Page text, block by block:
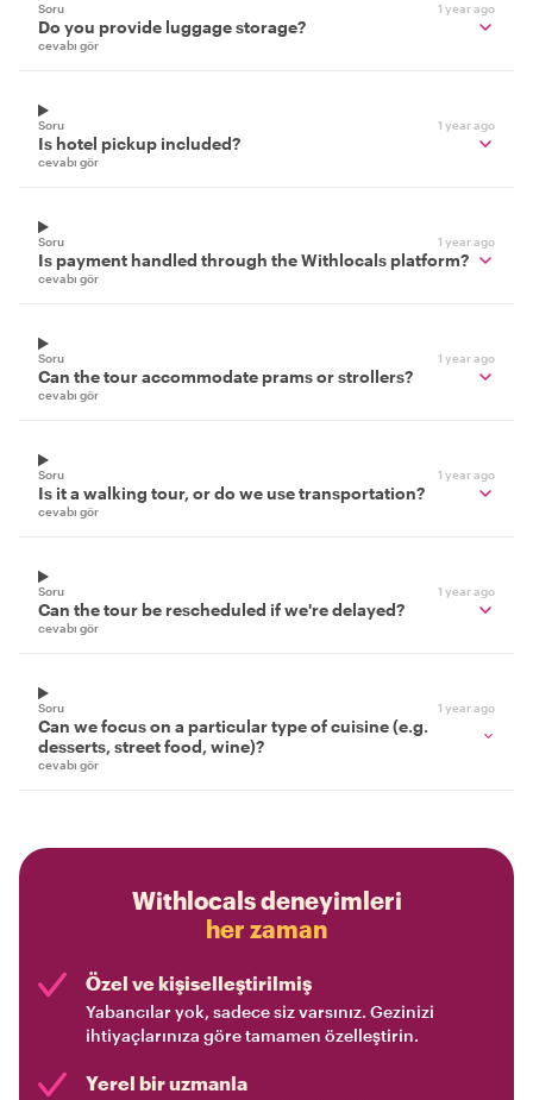
Soru 1 year ago
Do you provide luggage storage?
cevabı gör
Soru 1 year ago
Is hotel pickup included?
cevabı gör
Soru 1 year ago
Is payment handled through the Withlocals platform?
cevabı gör
Soru 1 year ago
Can the tour accommodate prams or strollers?
cevabı gör
Soru 1 year ago
Is it a walking tour, or do we use transportation?
cevabı gör
Soru 1 year ago
Can the tour be rescheduled if we're delayed?
cevabı gör
Soru 1 year ago
Can we focus on a particular type of cuisine (e.g.
desserts, street food, wine)?
cevabı gör
Withlocals deneyimleri
her zaman
Özel ve kişiselleştirilmiş
Yabancılar yok, sadece siz varsınız. Gezinizi
ihtiyaçlarınıza göre tamamen özelleştirin.
Yerel bir uzmanla